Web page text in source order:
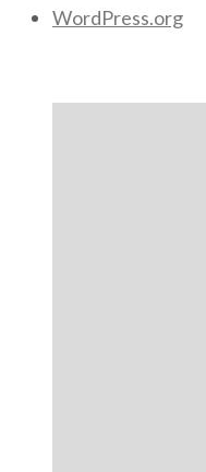
WordPress.org